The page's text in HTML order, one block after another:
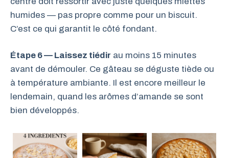
humides — pas propre comme pour un biscuit.
C’est ce qui garantit le côté fondant.
Étape 6 — Laissez tiédir au moins 15 minutes
avant de démouler. Ce gâteau se déguste tiède ou
à température ambiante. Il est encore meilleur le
lendemain, quand les arômes d’amande se sont
bien développés.